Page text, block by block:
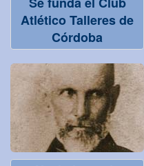
Atlético Talleres de
Córdoba